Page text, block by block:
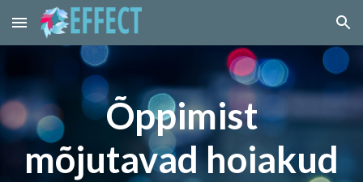
Skip to main content Skip to navigation
Õppimist
mõjutavad hoiakud